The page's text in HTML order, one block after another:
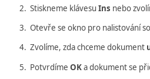
Stiskneme klávesuIns nebo
Otevře se okno pro nalistování
Zvolíme, zda chceme dokument
PotvrdímeOKa dokument se